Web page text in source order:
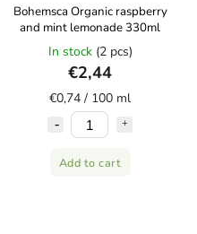
Bohemsca Organic raspberry
and mint lemonade 330ml
In stock (2 pcs)
€2,44
€0,74 / 100 ml
Add to cart